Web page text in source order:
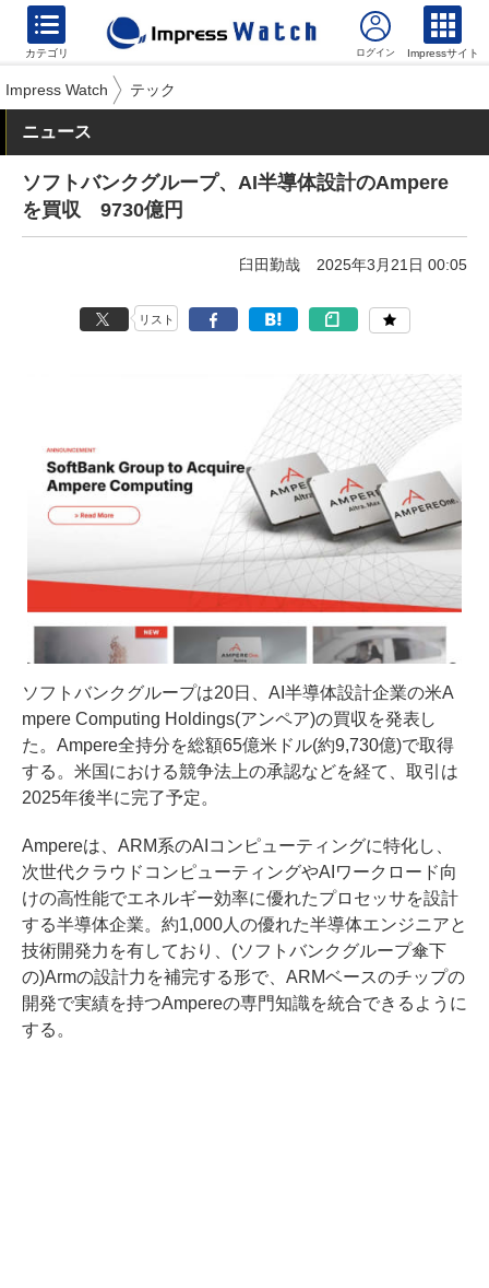
カテゴリ Impressサイト
Impress Watch テック
ニュース
ソフトバンクグループ、AI半導体設計のAmpere
を買収 9730億円
臼田勤哉 2025年3月21日 00:05
リスト
ソフトバンクグループは20日、AI半導体設計企業の米A
mpere Computing Holdings(アンペア)の買収を発表し
た。Ampere全持分を総額65億米ドル(約9,730億)で取得
する。米国における競争法上の承認などを経て、取引は
2025年後半に完了予定。
Ampereは、ARM系のAIコンピューティングに特化し、
次世代クラウドコンピューティングやAIワークロード向
けの高性能でエネルギー効率に優れたプロセッサを設計
する半導体企業。約1,000人の優れた半導体エンジニアと
技術開発力を有しており、(ソフトバンクグループ傘下
の)Armの設計力を補完する形で、ARMベースのチップの
開発で実績を持つAmpereの専門知識を統合できるように
する。